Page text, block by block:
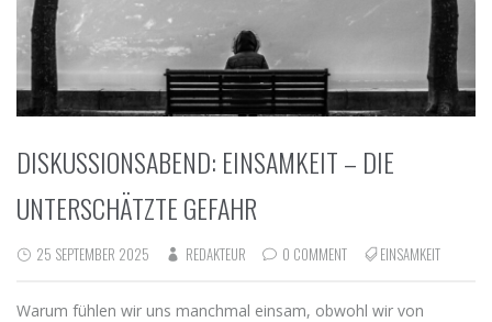
DISKUSSIONSABEND: EINSAMKEIT – DIE
UNTERSCHÄTZTE GEFAHR
25 SEPTEMBER 2025 REDAKTEUR 0 COMMENT EINSAMKEIT
Warum fühlen wir uns manchmal einsam, obwohl wir von